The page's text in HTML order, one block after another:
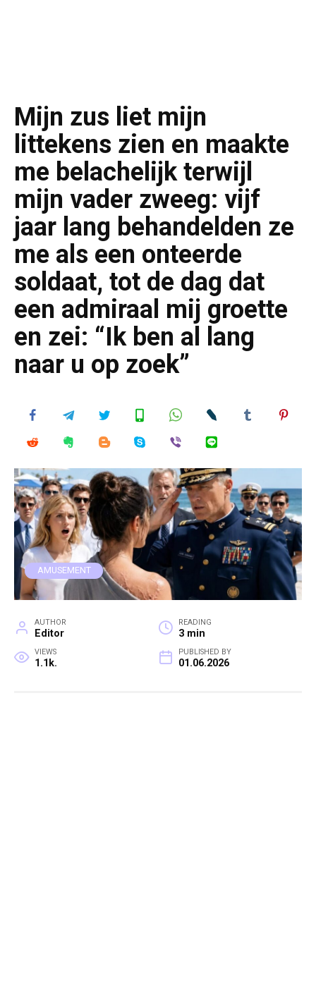
Mijn zus liet mijn
littekens zien en maakte
me belachelijk terwijl
mijn vader zweeg: vijf
jaar lang behandelden ze
me als een onteerde
soldaat, tot de dag dat
een admiraal mij groette
en zei: “Ik ben al lang
naar u op zoek”
AMUSEMENT
AUTHOR
Editor
READING
3 min
VIEWS
1.1k.
PUBLISHED BY
01.06.2026